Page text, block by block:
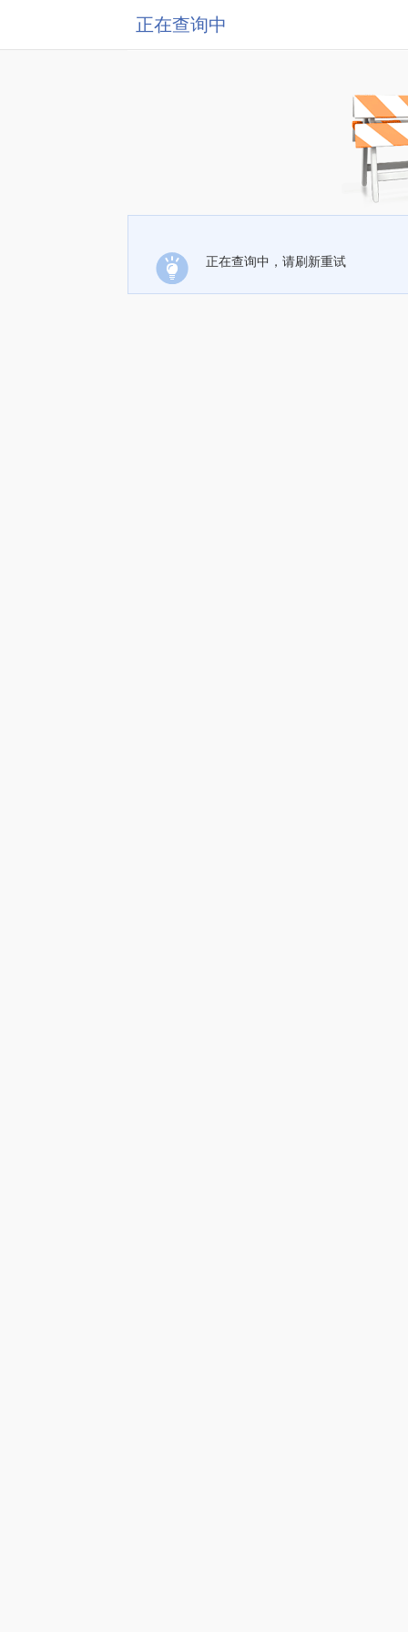
正在查询中
正在查询中，请刷新重试